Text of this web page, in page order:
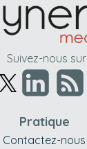
Suivez-nous sur
Pratique
Contactez-nous